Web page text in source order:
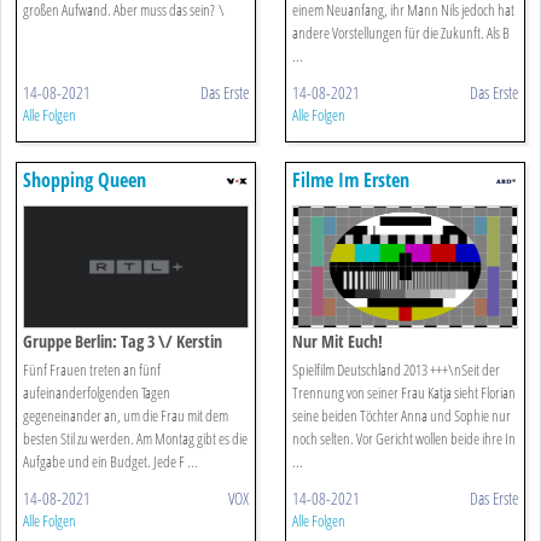
großen Aufwand. Aber muss das sein? \
14-08-2021 Das Erste
Alle Folgen
einem Neuanfang, ihr Mann Nils jedoch hat
andere Vorstellungen für die Zukunft. Als B
...
14-08-2021 Das Erste
Alle Folgen
Shopping Queen
Gruppe Berlin: Tag 3 \/ Kerstin
Fünf Frauen treten an fünf
aufeinanderfolgenden Tagen
gegeneinander an, um die Frau mit dem
besten Stil zu werden. Am Montag gibt es die
Aufgabe und ein Budget. Jede F ...
14-08-2021 VOX
Alle Folgen
Filme Im Ersten
Nur Mit Euch!
Spielfilm Deutschland 2013 +++\nSeit der
Trennung von seiner Frau Katja sieht Florian
seine beiden Töchter Anna und Sophie nur
noch selten. Vor Gericht wollen beide ihre In
...
14-08-2021 Das Erste
Alle Folgen